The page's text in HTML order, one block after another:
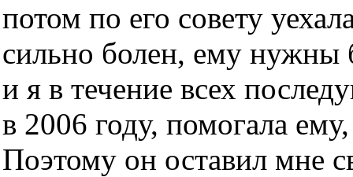
потом по его совету
сильно болен, ему нужны
и я в течение всех
в 2006 году, помогала
Поэтому он оставил мне